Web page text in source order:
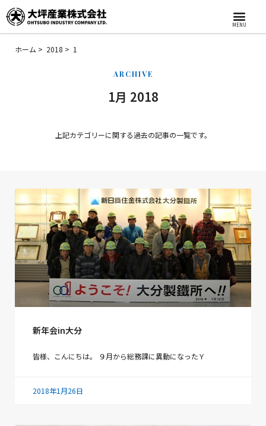
MENU
ホーム 2018 1
ARCHIVE
1月 2018
上記カテゴリーに関する過去の記事の一覧です。
新年会in大分
皆様、こんにちは。 ９月から総務課に異動になったＹ
2018年1月26日